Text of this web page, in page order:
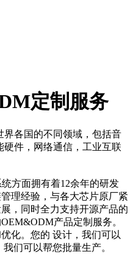
定制服务
界各国的不同领域，包括音
件，网络通信，工业互联
方面拥有着12余年的研发
理经验，与各大芯片原厂紧
，同时全力支持开源产品的
产品定制服务。
化。您的 设计，我们可以
们可以帮您批量生产。